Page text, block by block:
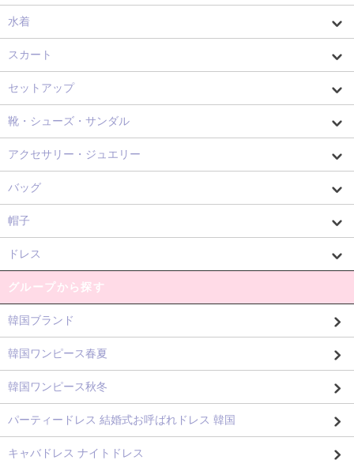
水着
スカート
セットアップ
靴・シューズ・サンダル
アクセサリー・ジュエリー
バッグ
帽子
ドレス
グループから探す
韓国ブランド
韓国ワンピース春夏
韓国ワンピース秋冬
パーティードレス 結婚式お呼ばれドレス 韓国
キャバドレス ナイトドレス